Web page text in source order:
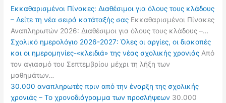
Εκκαθαρισμένοι Πίνακες: Διαθέσιμοι για όλους τους κλάδους
– Δείτε τη νέα σειρά κατάταξής σας Εκκαθαρισμένοι Πίνακες
Αναπληρωτών 2026: Διαθέσιμοι για όλους τους κλάδους –…
Σχολικό ημερολόγιο 2026-2027: Όλες οι αργίες, οι διακοπές
και οι ημερομηνίες-«κλειδιά» της νέας σχολικής χρονιάς Από
τον αγιασμό του Σεπτεμβρίου μέχρι τη λήξη των
μαθημάτων…
30.000 αναπληρωτές πριν από την έναρξη της σχολικής
χρονιάς – Το χρονοδιάγραμμα των προσλήψεων 30.000